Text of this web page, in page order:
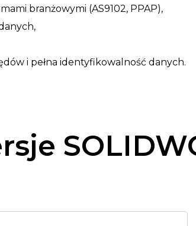
branżowymi (AS9102, PPAP),
i pełna identyfikowalność danych.